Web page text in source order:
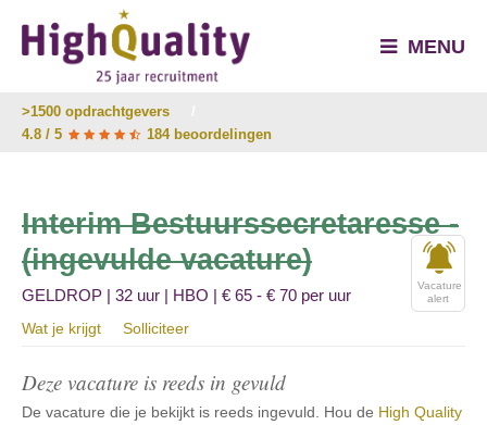
MENU
>1500 opdrachtgevers
4.8 / 5
184 beoordelingen
Interim Bestuurssecretaresse -
(ingevulde vacature)
Vacature
alert
GELDROP | 32 uur | HBO | € 65 - € 70 per uur
Wat je krijgt Solliciteer
Deze vacature is reeds in gevuld
De vacature die je bekijkt is reeds ingevuld. Hou de High Quality